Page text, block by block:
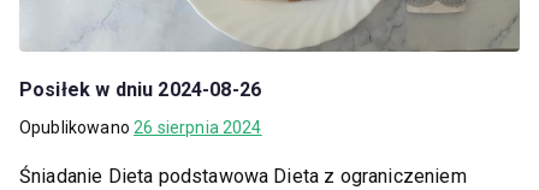
Posiłek w dniu 2024-08-26
Opublikowano26 sierpnia 2024
Śniadanie Dieta podstawowa Dieta z ograniczeniem